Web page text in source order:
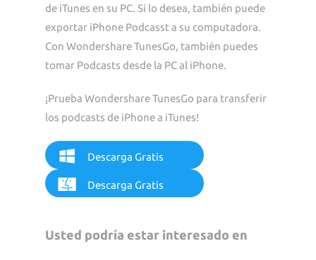
de iTunes en su PC. Si lo desea, también puede
exportar iPhone Podcasst a su computadora.
Con Wondershare TunesGo, también puedes
tomar Podcasts desde la PC al iPhone.
¡Prueba Wondershare TunesGo para transferir
los podcasts de iPhone a iTunes!
Descarga Gratis
Descarga Gratis
Usted podría estar interesado en